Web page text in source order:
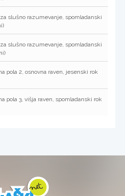
slušno razumevanje, spomladanski
slušno razumevanje, spomladanski
pola 2, osnovna raven, jesenski rok
pola 3, višja raven, spomladanski rok